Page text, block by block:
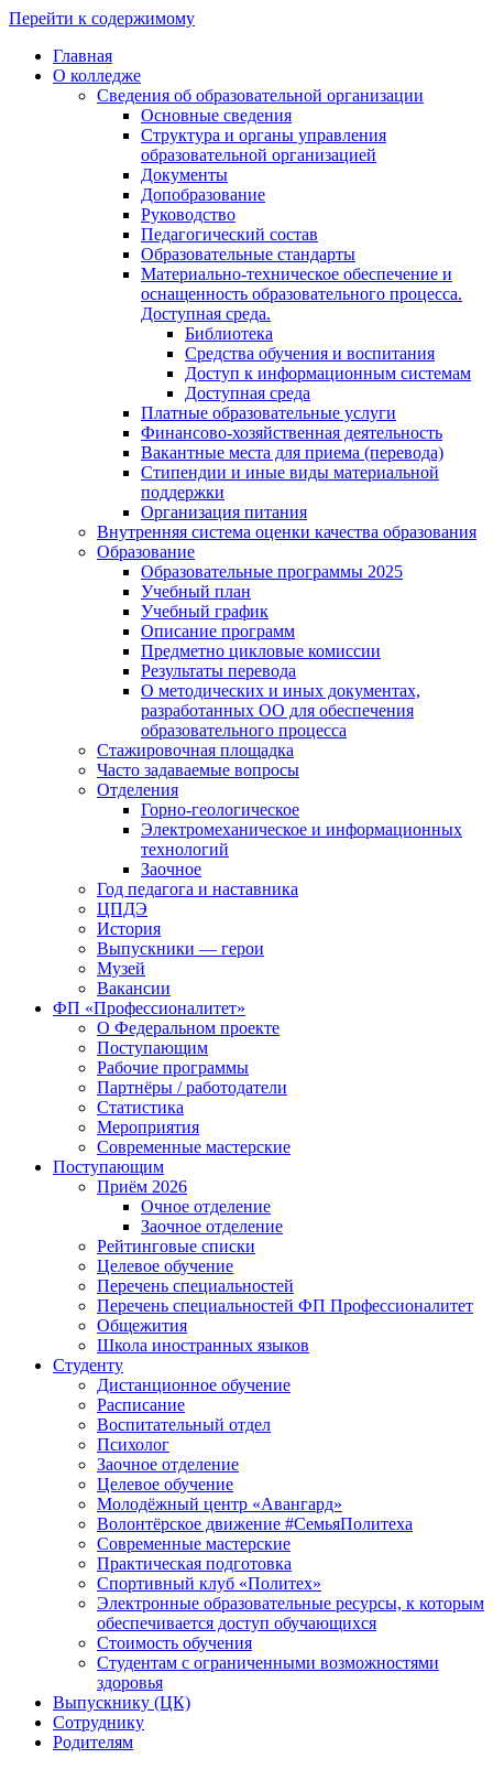
Перейти к содержимому
Главная
О колледже
Сведения об образовательной организации
Основные сведения
Структура и органы управления
образовательной организацией
Документы
Допобразование
Руководство
Педагогический состав
Образовательные стандарты
Материально-техническое обеспечение и
оснащенность образовательного процесса.
Доступная среда.
Библиотека
Средства обучения и воспитания
Доступ к информационным системам
Доступная среда
Платные образовательные услуги
Финансово-хозяйственная деятельность
Вакантные места для приема (перевода)
Стипендии и иные виды материальной
поддержки
Организация питания
Внутренняя система оценки качества образования
Образование
Образовательные программы 2025
Учебный план
Учебный график
Описание программ
Предметно цикловые комиссии
Результаты перевода
О методических и иных документах,
разработанных ОО для обеспечения
образовательного процесса
Стажировочная площадка
Часто задаваемые вопросы
Отделения
Горно-геологическое
Электромеханическое и информационных
технологий
Заочное
Год педагога и наставника
ЦПДЭ
История
Выпускники — герои
Музей
Вакансии
ФП «Профессионалитет»
О Федеральном проекте
Поступающим
Рабочие программы
Партнёры / работодатели
Статистика
Мероприятия
Современные мастерские
Поступающим
Приём 2026
Очное отделение
Заочное отделение
Рейтинговые списки
Целевое обучение
Перечень специальностей
Перечень специальностей ФП Профессионалитет
Общежития
Школа иностранных языков
Студенту
Дистанционное обучение
Расписание
Воспитательный отдел
Психолог
Заочное отделение
Целевое обучение
Молодёжный центр «Авангард»
Волонтёрское движение #СемьяПолитеха
Современные мастерские
Практическая подготовка
Спортивный клуб «Политех»
Электронные образовательные ресурсы, к которым
обеспечивается доступ обучающихся
Стоимость обучения
Студентам с ограниченными возможностями
здоровья
Выпускнику (ЦК)
Сотруднику
Родителям